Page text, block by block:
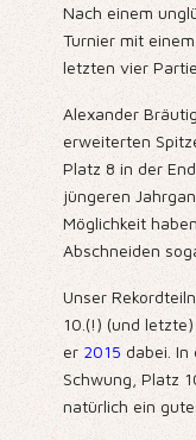
Nach einem
Turnier mit
letzten vier
Alexander
erweiterten
Platz 8 in der
jüngeren
Möglichkeit
Abschneiden
Unser
10.(!) (und
er 2015dabei. In
Schwung, Platz
natürlich ein